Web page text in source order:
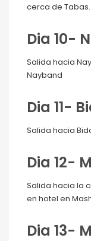
cerca de Tabas.
Dia 10-
Salida hacia
Nayband
Dia 11-
Salida hacia
Dia 12-
Salida hacia la
en hotel en
Dia 13-